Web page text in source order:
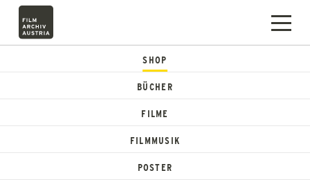
SHOP
BÜCHER
FILME
FILMMUSIK
POSTER